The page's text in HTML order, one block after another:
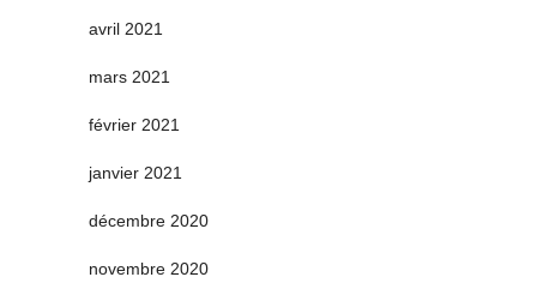
avril 2021
mars 2021
février 2021
janvier 2021
décembre 2020
novembre 2020